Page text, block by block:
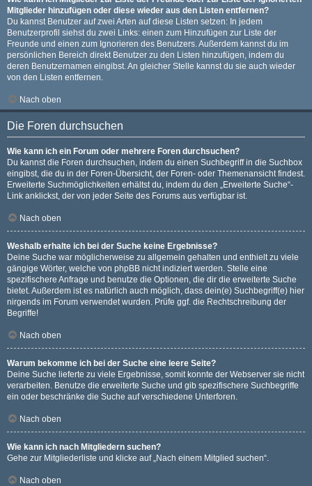
Mitglieder hinzufügen oder diese wieder aus den Listen entfernen?
Du kannst Benutzer auf zwei Arten auf diese Listen setzen: In jedem
Benutzerprofil siehst du zwei Links: einen zum Hinzufügen zur Liste der
Freunde und einen zum Ignorieren des Benutzers. Außerdem kannst du im
persönlichen Bereich direkt Benutzer zu den Listen hinzufügen, indem du
deren Benutzernamen eingibst. An gleicher Stelle kannst du sie auch wieder
von den Listen entfernen.
Nach oben
Die Foren durchsuchen
Wie kann ich ein Forum oder mehrere Foren durchsuchen?
Du kannst die Foren durchsuchen, indem du einen Suchbegriff in die Suchbox
eingibst, die du in der Foren-Übersicht, der Foren- oder Themenansicht findest.
Erweiterte Suchmöglichkeiten erhältst du, indem du den „Erweiterte Suche“-
Link anklickst, der von jeder Seite des Forums aus verfügbar ist.
Nach oben
Weshalb erhalte ich bei der Suche keine Ergebnisse?
Deine Suche war möglicherweise zu allgemein gehalten und enthielt zu viele
gängige Wörter, welche von phpBB nicht indiziert werden. Stelle eine
spezifischere Anfrage und benutze die Optionen, die dir die erweiterte Suche
bietet. Außerdem ist es natürlich auch möglich, dass dein(e) Suchbegriff(e) hier
nirgends im Forum verwendet wurden. Prüfe ggf. die Rechtschreibung der
Begriffe!
Nach oben
Warum bekomme ich bei der Suche eine leere Seite?
Deine Suche lieferte zu viele Ergebnisse, somit konnte der Webserver sie nicht
verarbeiten. Benutze die erweiterte Suche und gib spezifischere Suchbegriffe
ein oder beschränke die Suche auf verschiedene Unterforen.
Nach oben
Wie kann ich nach Mitgliedern suchen?
Gehe zur Mitgliederliste und klicke auf „Nach einem Mitglied suchen“.
Nach oben